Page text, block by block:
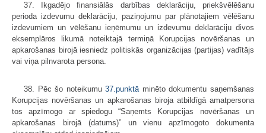
37. Ikgadējo finansiālās darbības deklarāciju, priekšvēlēšanu
perioda izdevumu deklarāciju, paziņojumu par plānotajiem vēlēšanu
izdevumiem un vēlēšanu ieņēmumu un izdevumu deklarāciju divos
eksemplāros likumā noteiktajā termiņā Korupcijas novēršanas un
apkarošanas birojā iesniedz politiskās organizācijas (partijas) vadītājs
vai viņa pilnvarota persona.
38. Pēc šo noteikumu37.punktāminēto dokumentu saņemšanas
Korupcijas novēršanas un apkarošanas biroja atbildīgā amatpersona
tos apzīmogo ar spiedogu “Saņemts Korupcijas novēršanas un
apkarošanas birojā (datums)” un vienu apzīmogoto dokumenta